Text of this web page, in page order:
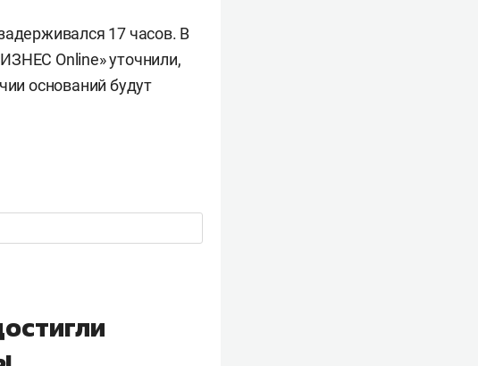
17 часов. В
Online» уточнили,
оснований будут